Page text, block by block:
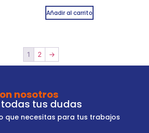
Añadir al carrito
1 2 →
nosotros
tus dudas
que necesitas para tus trabajos